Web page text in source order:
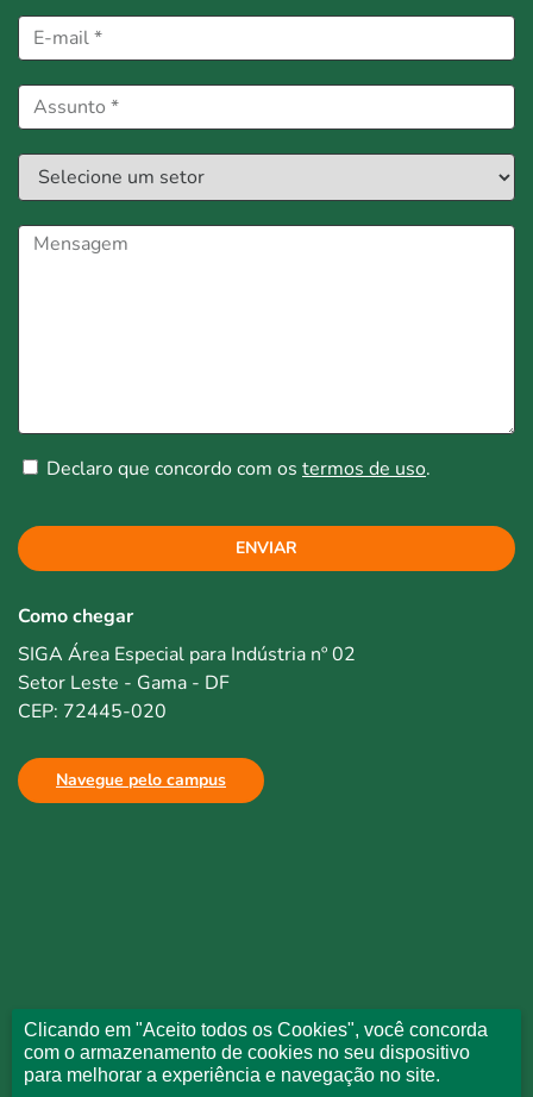
Declaro que concordo com os termos de uso.
ENVIAR
Como chegar
SIGA Área Especial para Indústria nº 02
Setor Leste - Gama - DF
CEP: 72445-020
Navegue pelo campus
Clicando em "Aceito todos os Cookies", você concorda
com o armazenamento de cookies no seu dispositivo
para melhorar a experiência e navegação no site.